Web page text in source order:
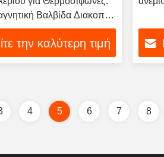
Βαλβίδα Διακοπής
Βαλβίδα
την καλύτερη τιμή
4 5 6 7 8